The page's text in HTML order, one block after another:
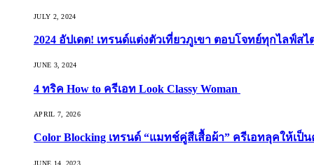
JULY 2, 2024
2024 อัปเดต! เทรนด์แต่งตัวเที่ยวภูเขา ตอบโจทย์ทุกไลฟ์สไ
JUNE 3, 2024
4 ทริค How to ครีเอท Look Classy Woman
APRIL 7, 2026
Color Blocking เทรนด์ “แมทช์คู่สีเสื้อผ้า” ครีเอทลุคให้เป็น
JUNE 14, 2023